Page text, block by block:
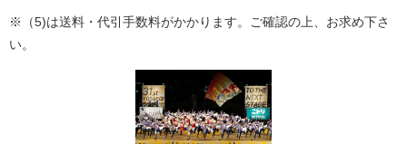
※（5)は送料・代引手数料がかかります。ご確認の上、お求め下さ
い。